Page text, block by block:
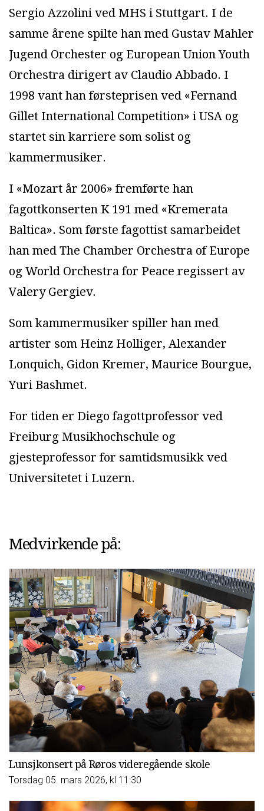
Sergio Azzolini ved MHS i Stuttgart. I de
samme årene spilte han med Gustav Mahler
Jugend Orchester og European Union Youth
Orchestra dirigert av Claudio Abbado. I
1998 vant han førsteprisen ved «Fernand
Gillet International Competition» i USA og
startet sin karriere som solist og
kammermusiker.
I «Mozart år 2006» fremførte han
fagottkonserten K 191 med «Kremerata
Baltica». Som første fagottist samarbeidet
han med The Chamber Orchestra of Europe
og World Orchestra for Peace regissert av
Valery Gergiev.
Som kammermusiker spiller han med
artister som Heinz Holliger, Alexander
Lonquich, Gidon Kremer, Maurice Bourgue,
Yuri Bashmet.
For tiden er Diego fagottprofessor ved
Freiburg Musikhochschule og
gjesteprofessor for samtidsmusikk ved
Universitetet i Luzern.
Medvirkende på:
Lunsjkonsert på Røros videregående skole
Torsdag 05. mars 2026, kl 11:30